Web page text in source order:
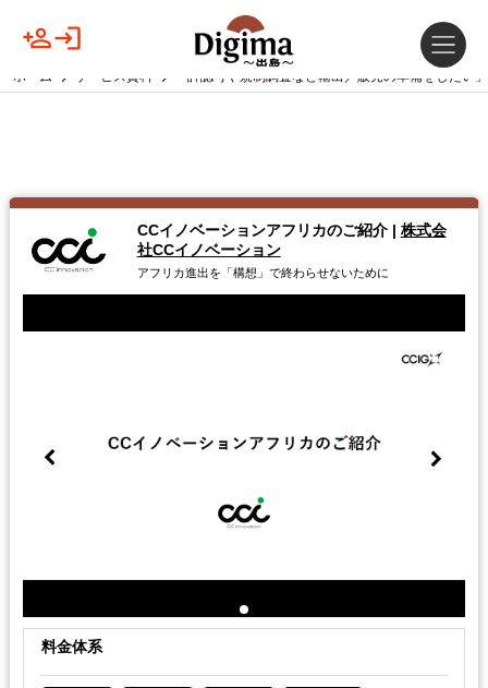
ホーム サービス資料 「許認可や規制調査など輸出／販売の準備をしたい
CCイノベーションアフリカのご紹介 | 株式会
社CCイノベーション
アフリカ進出を「構想」で終わらせないために
料金体系